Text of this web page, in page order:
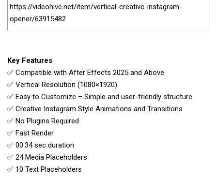
https://videohive.net/item/vertical-creative-instagram-
opener/63915482
Key Features
✅ Compatible with After Effects 2025 and Above
✅ Vertical Resolution (1080×1920)
✅ Easy to Customize – Simple and user-friendly structure
✅ Creative Instagram Style Animations and Transitions
✅ No Plugins Required
✅ Fast Render
✅ 00:34 sec duration
✅ 24 Media Placeholders
✅ 10 Text Placeholders